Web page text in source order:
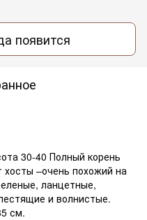
появится
30-40 Полный корень
–очень похожий на
ланцетные,
и волнистые.
см.